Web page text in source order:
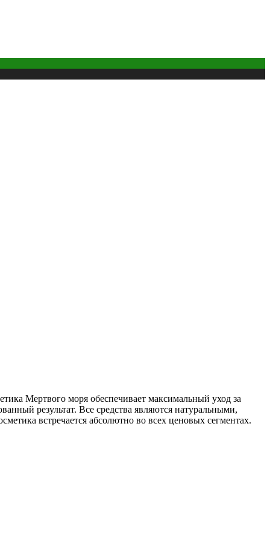
Мертвого моря обеспечивает максимальный уход за
результат. Все средства являются натуральными,
встречается абсолютно во всех ценовых сегментах.